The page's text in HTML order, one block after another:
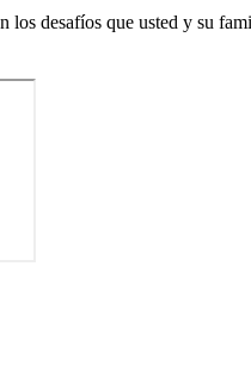
desafíos que usted y su